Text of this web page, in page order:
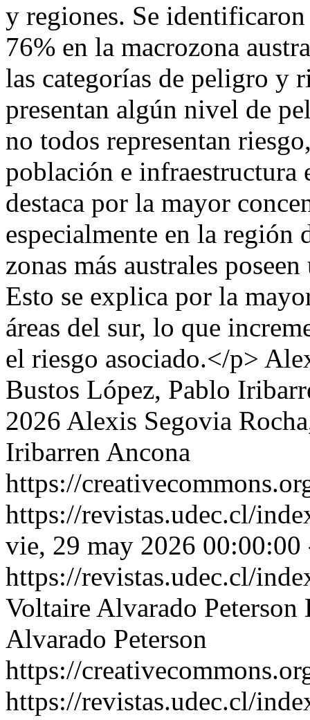
y regiones. Se
76% en la macrozona
las categorías de peligro y
presentan algún nivel de
no todos representan
población e infraestructura
destaca por la mayor
especialmente en la región
zonas más australes
Esto se explica por la
áreas del sur, lo que
el riesgo asociado.</p>
Bustos López, Pablo
2026 Alexis Segovia
Iribarren Ancona
https://
https://revistas.udec.cl/
vie, 29 may 2026 00:00:00
https://revistas.udec.cl/
Voltaire Alvarado Peterson
Alvarado Peterson
https://
https://revistas.udec.cl/